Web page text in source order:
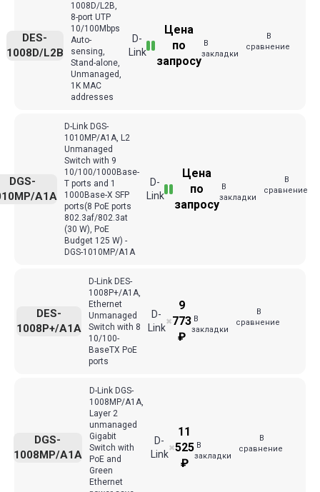
1008D/L2B,
8-port UTP
10/100Mbps
Auto-
sensing,
Stand-alone,
Unmanaged,
1K MAC
addresses
D-
Link
DES-
1008D/L2B
Цена
по
запросу
В
закладки
В
сравнение
D-Link DGS-
1010MP/A1A, L2
Unmanaged
Switch with 9
10/100/1000Base-
T ports and 1
1000Base-X SFP
ports(8 PoE ports
802.3af/802.3at
(30 W), PoE
Budget 125 W) -
DGS-1010MP/A1A
D-
Link
DGS-
A1A
Цена
по
запросу
В
закладки
В
сравнение
D-Link DES-
1008P+/A1A,
Ethernet
Unmanaged
Switch with 8
10/100-
BaseTX PoE
ports
D-
Link
DES-
1008P+/A1A
✖
9
773
₽
В
закладки
В
сравнение
D-Link DGS-
1008MP/A1A,
Layer 2
unmanaged
Gigabit
Switch with
PoE and
Green
Ethernet
D-
Link
DGS-
1008MP/A1A
✖
11
525
₽
В
закладки
В
сравнение